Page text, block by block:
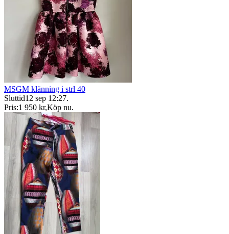
MSGM klänning i strl 40
Sluttid12 sep 12:27.
Pris:1 950 kr,Köp nu.